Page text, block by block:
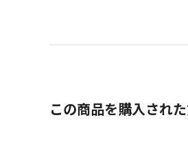
この商品を購入され